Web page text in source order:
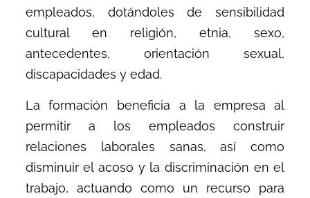
empleados, dotándoles de sensibilidad
cultural en religión, etnia, sexo,
antecedentes, orientación sexual,
discapacidades y edad.
La formación beneficia a la empresa al
permitir a los empleados construir
relaciones laborales sanas, así como
disminuir el acoso y la discriminación en el
trabajo, actuando como un recurso para